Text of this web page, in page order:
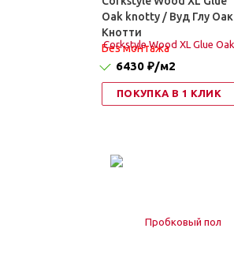
Oak knotty / Вуд Глу Оак
Кнотти
Без монтажа
6430 ₽/м2
ПОКУПКА В 1 КЛИК